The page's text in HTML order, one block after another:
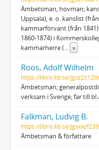
Ämbetsman, hovman;
Uppsala), e. o. kanslist
kammarförvant (från
1860-1874) i
kammarherre (... »
Roos, Adolf Wilhelm
https://libris.kb.se/
Ämbetsman;
verksam i Sverige; far till
Falkman, Ludvig B.
https://libris.kb.se/
Ämbetsman & författare